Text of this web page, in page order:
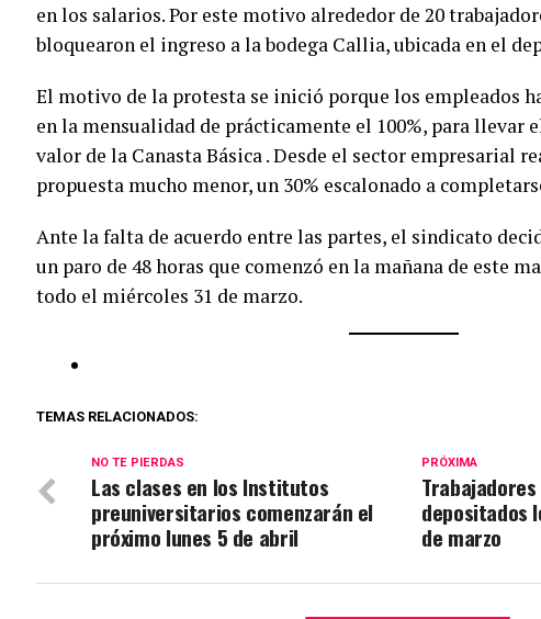
en los salarios. Por este motivo alrededor de 20
bloquearon el ingreso a la bodega Callia, ubicada en el
El motivo de la protesta se inició porque los empleados
en la mensualidad de prácticamente el 100%, para llevar
valor de la Canasta Básica . Desde el sector empresarial
propuesta mucho menor, un 30% escalonado a
Ante la falta de acuerdo entre las partes, el sindicato
un paro de 48 horas que comenzó en la mañana de este
todo el miércoles 31 de marzo.
TEMAS RELACIONADOS:
PRÓXIMA
depositados
de marzo
NO TE PIERDAS
Las clases en los Institutos
preuniversitarios comenzarán el
próximo lunes 5 de abril